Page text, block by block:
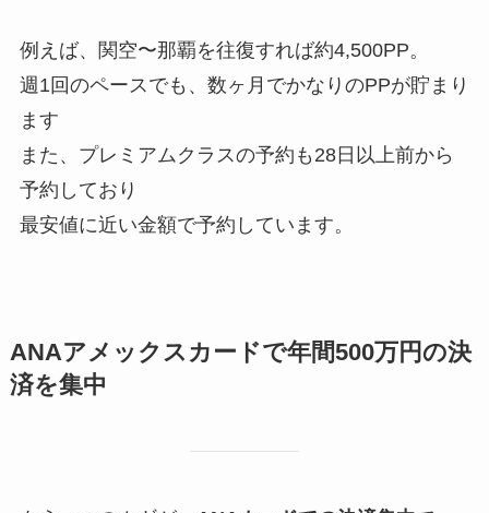
例えば、関空〜那覇を往復すれば約4,500PP。
週1回のペースでも、数ヶ月でかなりのPPが貯まり
ます
また、プレミアムクラスの予約も28日以上前から
予約しており
最安値に近い金額で予約しています。
ANAアメックスカードで年間500万円の決
済を集中